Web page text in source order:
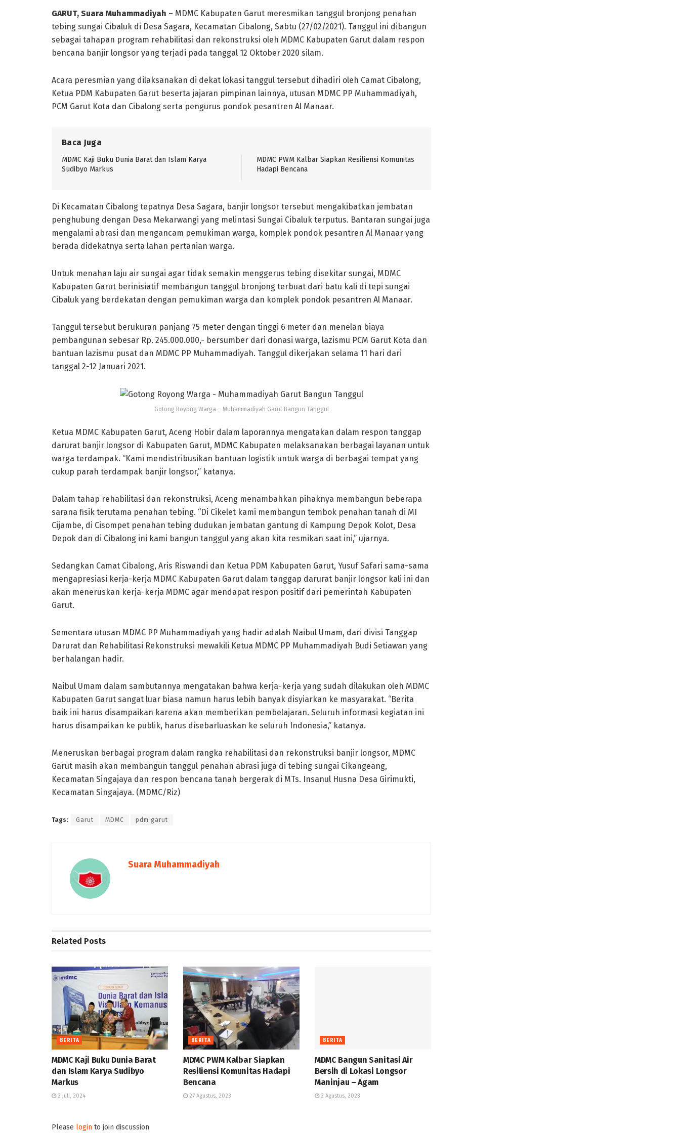
GARUT, Suara Muhammadiyah – MDMC Kabupaten Garut meresmikan tanggul bronjong penahan
tebing sungai Cibaluk di Desa Sagara, Kecamatan Cibalong, Sabtu (27/02/2021). Tanggul ini dibangun
sebagai tahapan program rehabilitasi dan rekonstruksi oleh MDMC Kabupaten Garut dalam respon
bencana banjir longsor yang terjadi pada tanggal 12 Oktober 2020 silam.
Acara peresmian yang dilaksanakan di dekat lokasi tanggul tersebut dihadiri oleh Camat Cibalong,
Ketua PDM Kabupaten Garut beserta jajaran pimpinan lainnya, utusan MDMC PP Muhammadiyah,
PCM Garut Kota dan Cibalong serta pengurus pondok pesantren Al Manaar.
Baca Juga
MDMC Kaji Buku Dunia Barat dan Islam Karya
Sudibyo Markus
MDMC PWM Kalbar Siapkan Resiliensi Komunitas
Hadapi Bencana
Di Kecamatan Cibalong tepatnya Desa Sagara, banjir longsor tersebut mengakibatkan jembatan
penghubung dengan Desa Mekarwangi yang melintasi Sungai Cibaluk terputus. Bantaran sungai juga
mengalami abrasi dan mengancam pemukiman warga, komplek pondok pesantren Al Manaar yang
berada didekatnya serta lahan pertanian warga.
Untuk menahan laju air sungai agar tidak semakin menggerus tebing disekitar sungai, MDMC
Kabupaten Garut berinisiatif membangun tanggul bronjong terbuat dari batu kali di tepi sungai
Cibaluk yang berdekatan dengan pemukiman warga dan komplek pondok pesantren Al Manaar.
Tanggul tersebut berukuran panjang 75 meter dengan tinggi 6 meter dan menelan biaya
pembangunan sebesar Rp. 245.000.000,- bersumber dari donasi warga, lazismu PCM Garut Kota dan
bantuan lazismu pusat dan MDMC PP Muhammadiyah. Tanggul dikerjakan selama 11 hari dari
tanggal 2-12 Januari 2021.
Gotong Royong Warga – Muhammadiyah Garut Bangun Tanggul
Ketua MDMC Kabupaten Garut, Aceng Hobir dalam laporannya mengatakan dalam respon tanggap
darurat banjir longsor di Kabupaten Garut, MDMC Kabupaten melaksanakan berbagai layanan untuk
warga terdampak. “Kami mendistribusikan bantuan logistik untuk warga di berbagai tempat yang
cukup parah terdampak banjir longsor,” katanya.
Dalam tahap rehabilitasi dan rekonstruksi, Aceng menambahkan pihaknya membangun beberapa
sarana fisik terutama penahan tebing. “Di Cikelet kami membangun tembok penahan tanah di MI
Cijambe, di Cisompet penahan tebing dudukan jembatan gantung di Kampung Depok Kolot, Desa
Depok dan di Cibalong ini kami bangun tanggul yang akan kita resmikan saat ini,” ujarnya.
Sedangkan Camat Cibalong, Aris Riswandi dan Ketua PDM Kabupaten Garut, Yusuf Safari sama-sama
mengapresiasi kerja-kerja MDMC Kabupaten Garut dalam tanggap darurat banjir longsor kali ini dan
akan meneruskan kerja-kerja MDMC agar mendapat respon positif dari pemerintah Kabupaten
Garut.
Sementara utusan MDMC PP Muhammadiyah yang hadir adalah Naibul Umam, dari divisi Tanggap
Darurat dan Rehabilitasi Rekonstruksi mewakili Ketua MDMC PP Muhammadiyah Budi Setiawan yang
berhalangan hadir.
Naibul Umam dalam sambutannya mengatakan bahwa kerja-kerja yang sudah dilakukan oleh MDMC
Kabupaten Garut sangat luar biasa namun harus lebih banyak disyiarkan ke masyarakat. “Berita
baik ini harus disampaikan karena akan memberikan pembelajaran. Seluruh informasi kegiatan ini
harus disampaikan ke publik, harus disebarluaskan ke seluruh Indonesia,” katanya.
Meneruskan berbagai program dalam rangka rehabilitasi dan rekonstruksi banjir longsor, MDMC
Garut masih akan membangun tanggul penahan abrasi juga di tebing sungai Cikangeang,
Kecamatan Singajaya dan respon bencana tanah bergerak di MTs. Insanul Husna Desa Girimukti,
Kecamatan Singajaya. (MDMC/Riz)
Tags: Garut MDMC pdm garut
Suara Muhammadiyah
Related Posts
BERITA
MDMC Kaji Buku Dunia Barat
dan Islam Karya Sudibyo
Markus
2 Juli, 2024
BERITA
MDMC PWM Kalbar Siapkan
Resiliensi Komunitas Hadapi
Bencana
27 Agustus, 2023
BERITA
MDMC Bangun Sanitasi Air
Bersih di Lokasi Longsor
Maninjau – Agam
2 Agustus, 2023
Please login to join discussion